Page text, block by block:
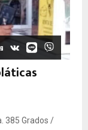
385 Grados /